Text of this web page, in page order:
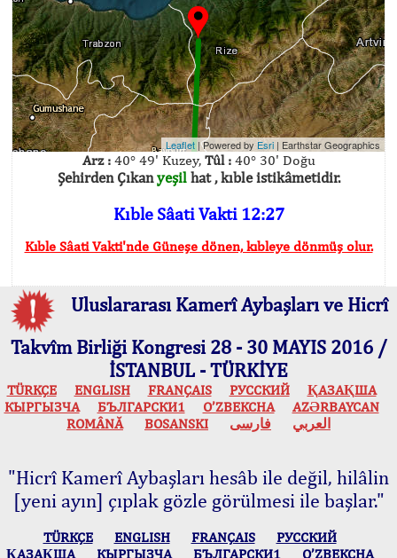
Leaflet | Powered by Esri | Earthstar Geographics
Arz :40° 49' Kuzey, Tûl :40° 30' Doğu
Şehirden Çıkanyeşilhat , kıble istikâmetidir.
Kıble Sâati Vakti 12:27
Kıble Sâati Vakti'nde Güneşe dönen, kıbleye dönmüş olur.
Uluslararası Kamerî Aybaşları ve Hicrî
Takvîm Birliği Kongresi 28 - 30 MAYIS 2016 /
İSTANBUL - TÜRKİYE
TÜRKÇE ENGLISH FRANÇAIS РУССКИЙ
ҚАЗАҚША
КЫPГЫЗЧA
БЪЛГАРСКИ1 O’ZBEKCHA
AZӘRBAYCAN
ROMÂNĂ
BOSANSKI العربي فارسی
"Hicrî Kamerî Aybaşları hesâb ile değil, hilâlin
[yeni ayın] çıplak gözle görülmesi ile başlar."
TÜRKÇE ENGLISH FRANÇAIS
РУССКИЙ
ҚАЗАҚША
КЫPГЫЗЧA БЪЛГАРСКИ1 O’ZBEKCHA